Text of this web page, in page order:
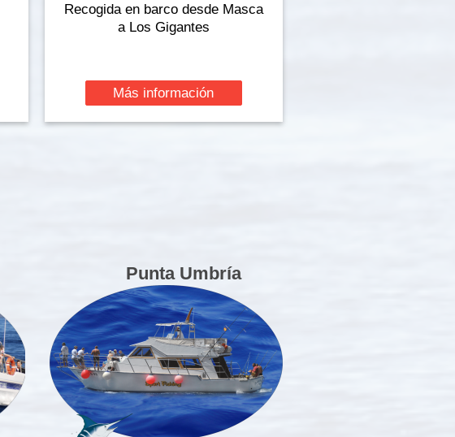
Recogida en barco desde Masca
a Los Gigantes
Más información
Punta Umbría